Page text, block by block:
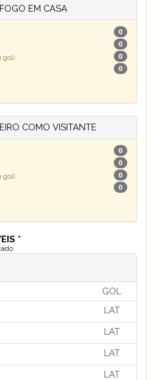
EM CASA
0
0
gol) 0
0
COMO VISITANTE
0
0
gol) 0
0
*
GOL
LAT
LAT
LAT
LAT